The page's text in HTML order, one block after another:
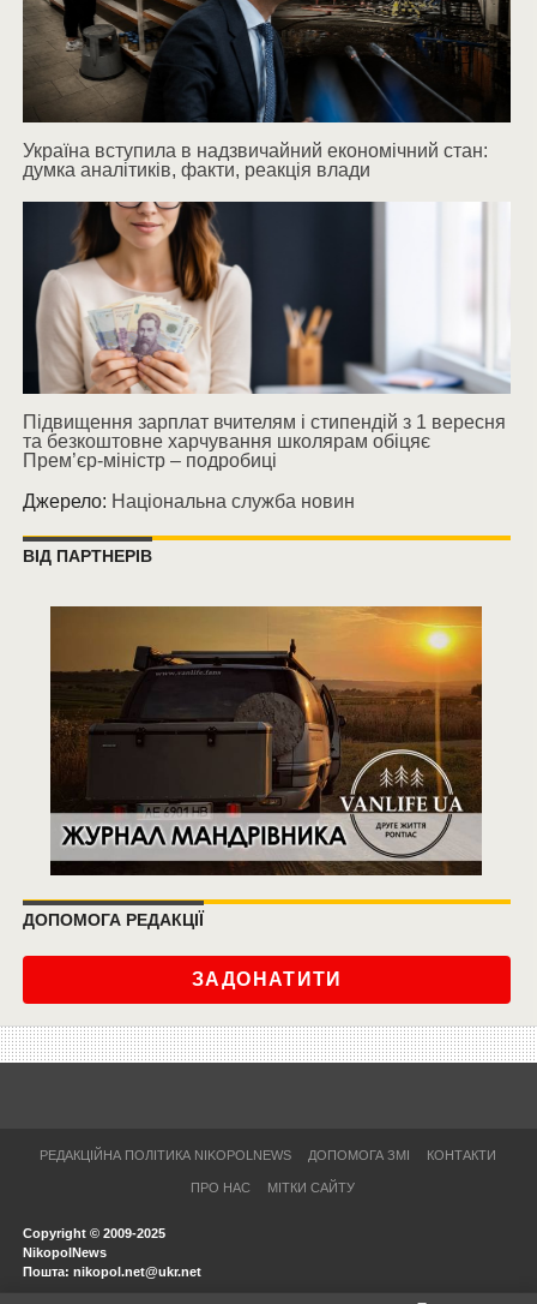
Україна вступила в надзвичайний економічний стан:
думка аналітиків, факти, реакція влади
Підвищення зарплат вчителям і стипендій з 1 вересня
та безкоштовне харчування школярам обіцяє
Прем’єр-міністр – подробиці
Джерело: Національна служба новин
ВІД ПАРТНЕРІВ
ДОПОМОГА РЕДАКЦІЇ
ЗАДОНАТИТИ
РЕДАКЦІЙНА ПОЛІТИКА NIKOPOLNEWS ДОПОМОГА ЗМІ КОНТАКТИ
ПРО НАС МІТКИ САЙТУ
Copyright © 2009-2025
NikopolNews
Пошта: nikopol.net@ukr.net